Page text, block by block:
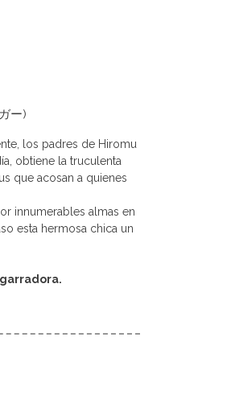
ー)
los padres de Hiromu
obtiene la truculenta
que acosan a quienes
innumerables almas en
esta hermosa chica un